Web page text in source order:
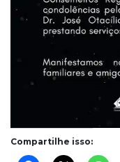
Compartilhe isso: